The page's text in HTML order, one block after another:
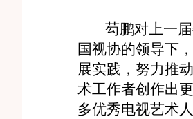
芶鹏对上一届
国视协的领导下
展实践，努力推
术工作者创作出
多优秀电视艺术